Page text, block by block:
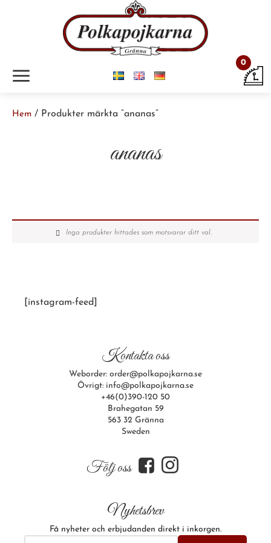
m 0
Hem / Produkter märkta ”ananas”
ananas
Inga produkter hittades som motsvarar ditt val.
[instagram-feed]
Kontakta oss
Weborder: order@polkapojkarna.se
Övrigt: info@polkapojkarna.se
+46(0)390-120 50
Brahegatan 59
563 32 Gränna
Sweden
Följ oss f i
Nyhetsbrev
Få nyheter och erbjudanden direkt i inkorgen.